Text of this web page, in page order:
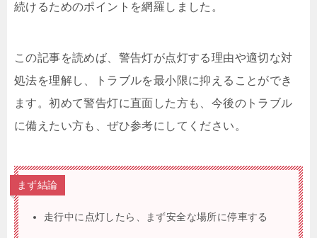
続けるためのポイントを網羅しました。
この記事を読めば、警告灯が点灯する理由や適切な対
処法を理解し、トラブルを最小限に抑えることができ
ます。初めて警告灯に直面した方も、今後のトラブル
に備えたい方も、ぜひ参考にしてください。
まず結論
走行中に点灯したら、まず安全な場所に停車する